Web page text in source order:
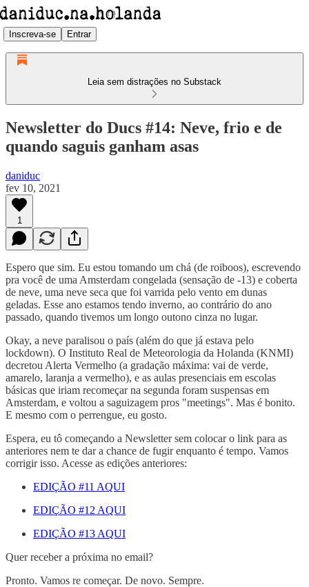
Inscreva-se Entrar
Leia sem distrações no Substack
Newsletter do Ducs #14: Neve, frio e de
quando saguis ganham asas
daniduc
fev 10, 2021
1
Espero que sim. Eu estou tomando um chá (de roiboos), escrevendo
pra você de uma Amsterdam congelada (sensação de -13) e coberta
de neve, uma neve seca que foi varrida pelo vento em dunas
geladas. Esse ano estamos tendo inverno, ao contrário do ano
passado, quando tivemos um longo outono cinza no lugar.
Okay, a neve paralisou o país (além do que já estava pelo
lockdown). O Instituto Real de Meteorologia da Holanda (KNMI)
decretou Alerta Vermelho (a gradação máxima: vai de verde,
amarelo, laranja a vermelho), e as aulas presenciais em escolas
básicas que iriam recomeçar na segunda foram suspensas em
Amsterdam, e voltou a saguizagem pros "meetings". Mas é bonito.
E mesmo com o perrengue, eu gosto.
Espera, eu tô começando a Newsletter sem colocar o link para as
anteriores nem te dar a chance de fugir enquanto é tempo. Vamos
corrigir isso. Acesse as edições anteriores:
EDIÇÃO #11 AQUI
EDIÇÃO #12 AQUI
EDIÇÃO #13 AQUI
Quer receber a próxima no email?
Pronto. Vamos re começar. De novo. Sempre.